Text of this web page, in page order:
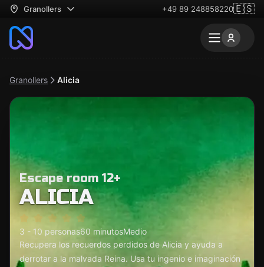
Granollers +49 89 248858220🇪🇸
Granollers Alicia
Escape room 12+
ALICIA
3 - 10 personas60 minutosMedio
Recupera los recuerdos perdidos de Alicia y ayuda a
derrotar a la malvada Reina. Usa tu ingenio e imaginación